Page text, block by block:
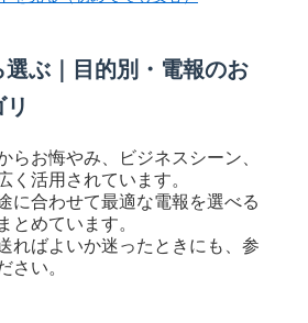
ぶ｜目的別・電報のお
らお悔やみ、ビジネスシーン、
活用されています。
に合わせて最適な電報を選べる
とめています。
ればよいか迷ったときにも、参
い。